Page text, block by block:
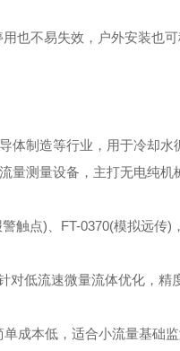
也不易失效，户外安装也可
体制造等行业，用于冷却水
量测量设备，主打无电纯机
触点)、FT-0370(模拟远传)
对低流速微量流体优化，精
成本低，适合小流量基础监